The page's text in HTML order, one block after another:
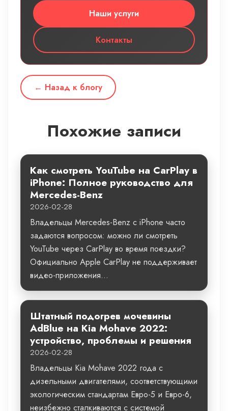
Наши услуги
Контакты
← Назад к блогу
Похожие записи
Как смотреть YouTube на CarPlay в
iPhone: Полное руководство для
Mercedes-Benz
2026-02-28
Владельцы Mercedes-Benz с iPhone часто
задаются вопросом: можно ли смотреть
YouTube через CarPlay во время поездки?
Официально Apple CarPlay не поддерживает
видео-приложения...
Штатный подогрев мочевины
AdBlue на Kia Mohave 2022:
устройство, проблемы и решения
2026-02-28
Владельцы Kia Mohave 2022 года с
дизельными двигателями, соответствующими
экологическим стандартам Евро-5 и Евро-6,
неизбежно сталкиваются с системой